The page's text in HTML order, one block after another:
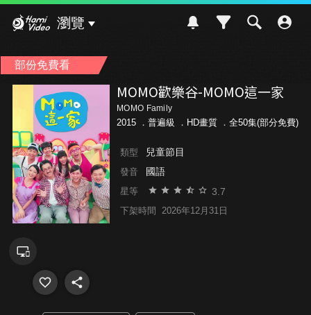
瀏覽
部份免費看
MOMO歡樂谷-MOMO這一家
MOMO Family
2015 ． 普遍級 ．HD畫質 ．全50集(部分免費)
類型 兒童節目
發音 國語
星等 3.7
下架時間 2026年12月31日